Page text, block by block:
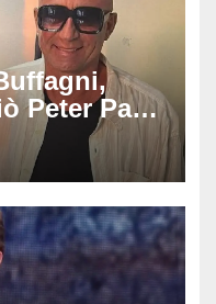
Peter Pan
59